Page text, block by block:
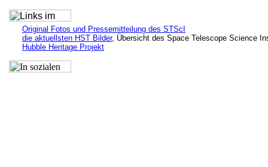
Original Fotos und Pressemitteilung des STScI
die aktuellsten HST Bilder, Übersicht des Space Telescope Science
Hubble Heritage Projekt